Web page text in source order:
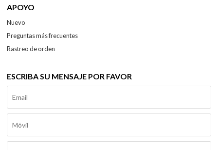
APOYO
Nuevo
Preguntas más frecuentes
Rastreo de orden
ESCRIBA SU MENSAJE POR FAVOR